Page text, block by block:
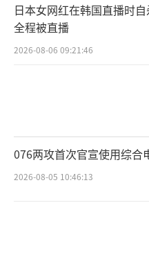
日本女网红在韩国直播时
全程被直播
2026-08-06 09:21:46
076两攻首次官宣使用综合
2026-08-05 10:46:13